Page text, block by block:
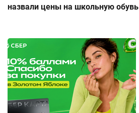
назвали цены на школьную обувь